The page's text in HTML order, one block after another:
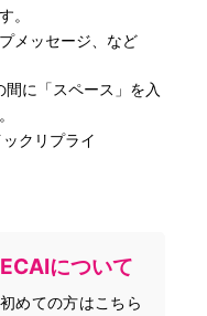
。
メッセージ、など
に「スペース」を入
クリプライ
ECAIについて
初めての方はこちら